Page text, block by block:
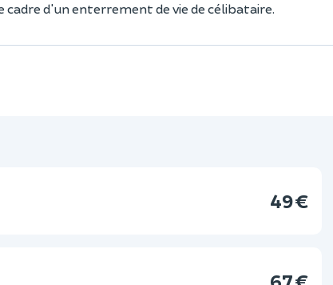
cadre d'un enterrement de vie de célibataire.
49 €